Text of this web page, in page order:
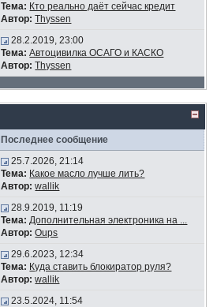
Тема: Кто реально даёт сейчас кредит
Автор: Thyssen
28.2.2019, 23:00
Тема: Автоцивилка ОСАГО и КАСКО
Автор: Thyssen
Последнее сообщение
25.7.2026, 21:14
Тема: Какое масло лучше лить?
Автор: wallik
28.9.2019, 11:19
Тема: Дополнительная электроника на ...
Автор: Oups
29.6.2023, 12:34
Тема: Куда ставить блокиратор руля?
Автор: wallik
23.5.2024, 11:54